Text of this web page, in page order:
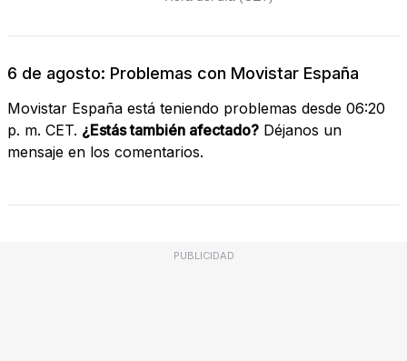
6 de agosto: Problemas con Movistar España
Movistar España está teniendo problemas desde 06:20
p. m. CET. ¿Estás también afectado? Déjanos un
mensaje en los comentarios.
PUBLICIDAD